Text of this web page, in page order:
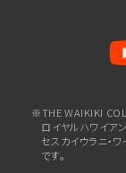
※THE WAIKIKI
ロイヤルハワイアン
セスカイウラニ・ワ
です。